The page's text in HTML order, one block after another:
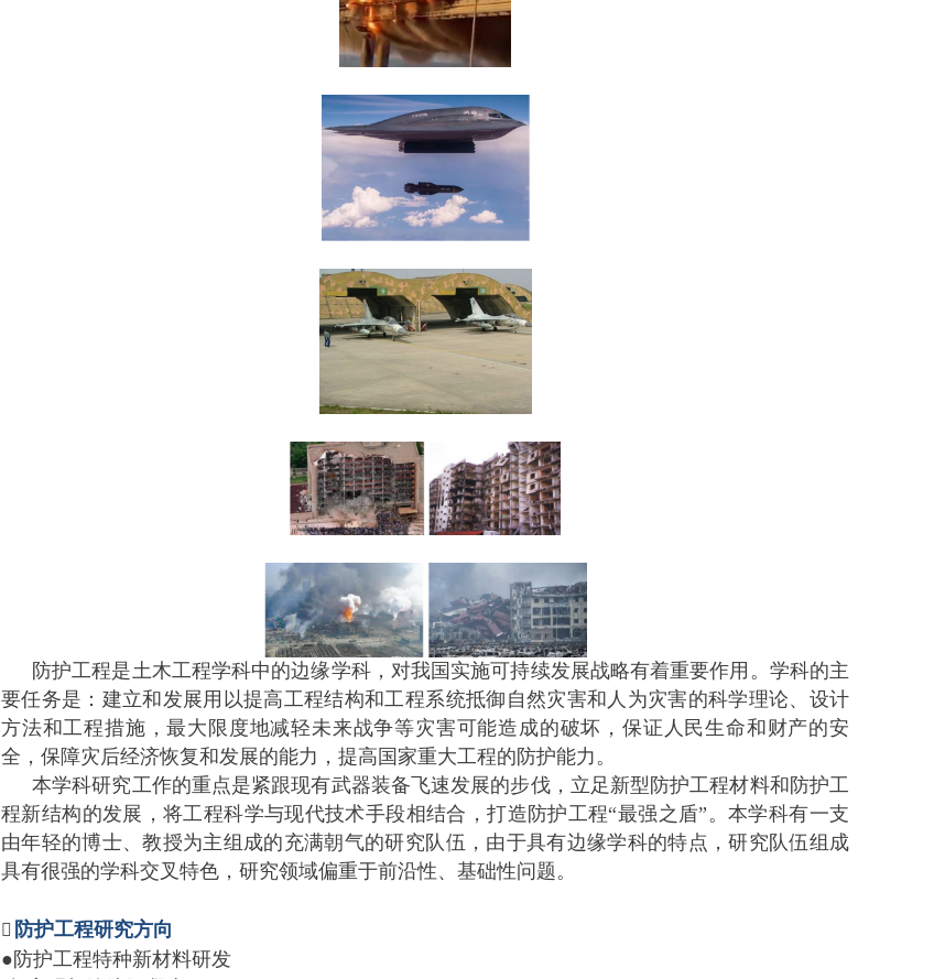
防护工程是土木工程学科中的边缘学科，对我国实施可持续发展战略有着重要作用。学科的主
要任务是：建立和发展用以提高工程结构和工程系统抵御自然灾害和人为灾害的科学理论、设计
方法和工程措施，最大限度地减轻未来战争等灾害可能造成的破坏，保证人民生命和财产的安
全，保障灾后经济恢复和发展的能力，提高国家重大工程的防护能力。
本学科研究工作的重点是紧跟现有武器装备飞速发展的步伐，立足新型防护工程材料和防护工
程新结构的发展，将工程科学与现代技术手段相结合，打造防护工程“最强之盾”。本学科有一支
由年轻的博士、教授为主组成的充满朝气的研究队伍，由于具有边缘学科的特点，研究队伍组成
具有很强的学科交叉特色，研究领域偏重于前沿性、基础性问题。
 防护工程研究方向
●防护工程特种新材料研发